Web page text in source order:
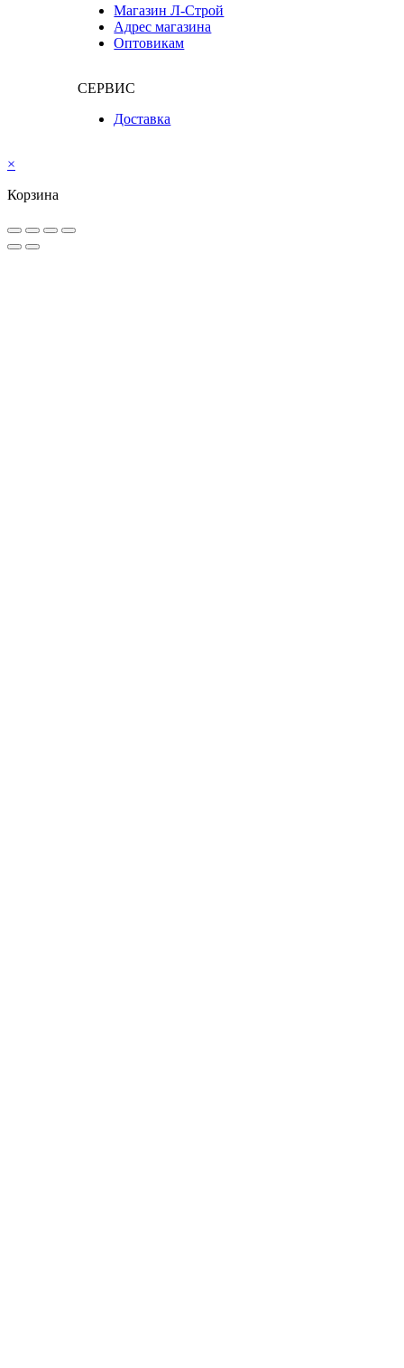
Магазин Л-Строй
Адрес магазина
Оптовикам
СЕРВИС
Доставка
×
Корзина